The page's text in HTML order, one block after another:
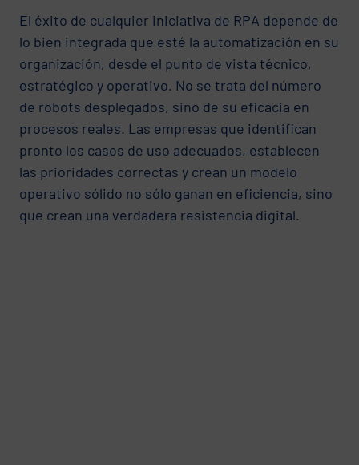
El éxito de cualquier iniciativa de RPA depende de
lo bien integrada que esté la automatización en su
organización, desde el punto de vista técnico,
estratégico y operativo. No se trata del número
de robots desplegados, sino de su eficacia en
procesos reales. Las empresas que identifican
pronto los casos de uso adecuados, establecen
las prioridades correctas y crean un modelo
operativo sólido no sólo ganan en eficiencia, sino
que crean una verdadera resistencia digital.